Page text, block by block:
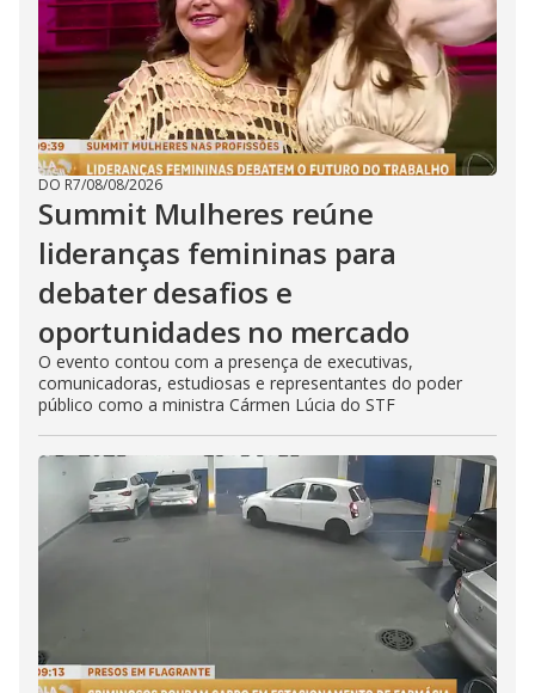
DO R7/08/08/2026
Summit Mulheres reúne
lideranças femininas para
debater desafios e
oportunidades no mercado
O evento contou com a presença de executivas,
comunicadoras, estudiosas e representantes do poder
público como a ministra Cármen Lúcia do STF